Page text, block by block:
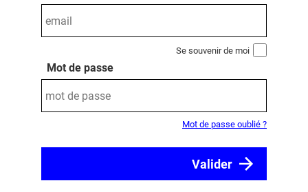
Se souvenir de moi
Mot de passe
Mot de passe oublié ?